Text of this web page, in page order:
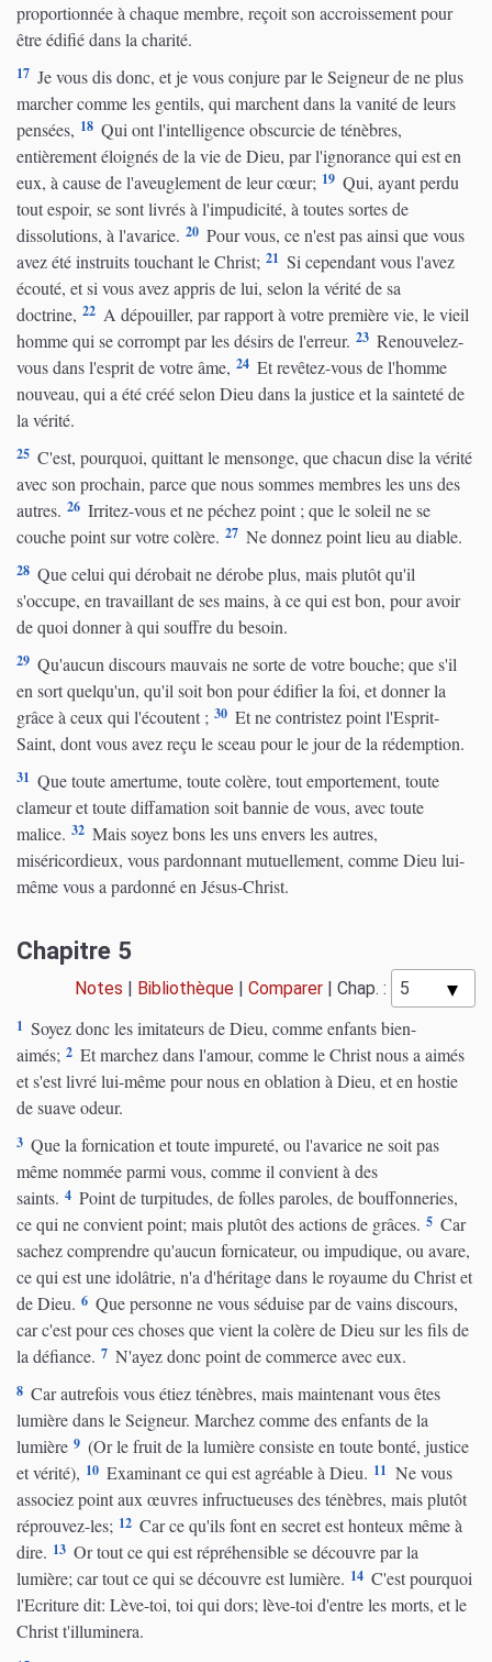
proportionnée à chaque membre, reçoit son accroissement pour
être édifié dans la charité.
17 Je vous dis donc, et je vous conjure par le Seigneur de ne plus
marcher comme les gentils, qui marchent dans la vanité de leurs
pensées, 18 Qui ont l'intelligence obscurcie de ténèbres,
entièrement éloignés de la vie de Dieu, par l'ignorance qui est en
eux, à cause de l'aveuglement de leur cœur; 19 Qui, ayant perdu
tout espoir, se sont livrés à l'impudicité, à toutes sortes de
dissolutions, à l'avarice. 20 Pour vous, ce n'est pas ainsi que vous
avez été instruits touchant le Christ; 21 Si cependant vous l'avez
écouté, et si vous avez appris de lui, selon la vérité de sa
doctrine, 22 A dépouiller, par rapport à votre première vie, le vieil
homme qui se corrompt par les désirs de l'erreur. 23 Renouvelez-
vous dans l'esprit de votre âme, 24 Et revêtez-vous de l'homme
nouveau, qui a été créé selon Dieu dans la justice et la sainteté de
la vérité.
25 C'est, pourquoi, quittant le mensonge, que chacun dise la vérité
avec son prochain, parce que nous sommes membres les uns des
autres. 26 Irritez-vous et ne péchez point ; que le soleil ne se
couche point sur votre colère. 27 Ne donnez point lieu au diable.
28 Que celui qui dérobait ne dérobe plus, mais plutôt qu'il
s'occupe, en travaillant de ses mains, à ce qui est bon, pour avoir
de quoi donner à qui souffre du besoin.
29 Qu'aucun discours mauvais ne sorte de votre bouche; que s'il
en sort quelqu'un, qu'il soit bon pour édifier la foi, et donner la
grâce à ceux qui l'écoutent ; 30 Et ne contristez point l'Esprit-
Saint, dont vous avez reçu le sceau pour le jour de la rédemption.
31 Que toute amertume, toute colère, tout emportement, toute
clameur et toute diffamation soit bannie de vous, avec toute
malice. 32 Mais soyez bons les uns envers les autres,
miséricordieux, vous pardonnant mutuellement, comme Dieu lui-
même vous a pardonné en Jésus-Christ.
Chapitre 5
Notes | Bibliothèque | Comparer | Chap. :
1 Soyez donc les imitateurs de Dieu, comme enfants bien-
aimés; 2 Et marchez dans l'amour, comme le Christ nous a aimés
et s'est livré lui-même pour nous en oblation à Dieu, et en hostie
de suave odeur.
3 Que la fornication et toute impureté, ou l'avarice ne soit pas
même nommée parmi vous, comme il convient à des
saints. 4 Point de turpitudes, de folles paroles, de bouffonneries,
ce qui ne convient point; mais plutôt des actions de grâces. 5 Car
sachez comprendre qu'aucun fornicateur, ou impudique, ou avare,
ce qui est une idolâtrie, n'a d'héritage dans le royaume du Christ et
de Dieu. 6 Que personne ne vous séduise par de vains discours,
car c'est pour ces choses que vient la colère de Dieu sur les fils de
la défiance. 7 N'ayez donc point de commerce avec eux.
8 Car autrefois vous étiez ténèbres, mais maintenant vous êtes
lumière dans le Seigneur. Marchez comme des enfants de la
lumière 9 (Or le fruit de la lumière consiste en toute bonté, justice
et vérité), 10 Examinant ce qui est agréable à Dieu. 11 Ne vous
associez point aux œuvres infructueuses des ténèbres, mais plutôt
réprouvez-les; 12 Car ce qu'ils font en secret est honteux même à
dire. 13 Or tout ce qui est répréhensible se découvre par la
lumière; car tout ce qui se découvre est lumière. 14 C'est pourquoi
l'Ecriture dit: Lève-toi, toi qui dors; lève-toi d'entre les morts, et le
Christ t'illuminera.